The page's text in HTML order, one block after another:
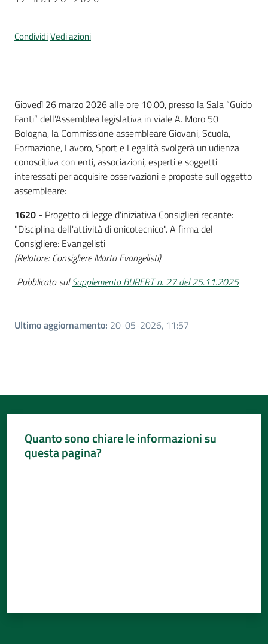
CondividiVedi azioni
Introduzione
Giovedì 26 marzo 2026 alle ore 10.00, presso la Sala “Guido
Fanti” dell’Assemblea legislativa in viale A. Moro 50
Bologna, la Commissione assembleare Giovani, Scuola,
Formazione, Lavoro, Sport e Legalità svolgerà un'udienza
conoscitiva con enti, associazioni, esperti e soggetti
interessati per acquisire osservazioni e proposte sull'oggetto
assembleare:
1620 - Progetto di legge d'iniziativa Consiglieri recante:
"Disciplina dell'attività di onicotecnico". A firma del
Consigliere: Evangelisti
(Relatore: Consigliere Marta Evangelisti)
Pubblicato sulSupplemento BURERT n. 27 del 25.11.2025
Ultimo aggiornamento: 20-05-2026, 11:57
Quanto sono chiare le informazioni su
questa pagina?